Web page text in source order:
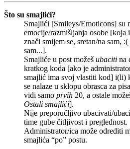
Što su smajlići?
Smajlići [Smileys/Emoticons] su
emocije/razmišljanja osobe [koja
znači smijem se, sretan/na sam,
sam...].
Smajliće u post možeš ubaciti na
kratkog koda [ako je
smajlić ima svoj vlastiti kod] i(li)
se nalaze u sklopu obrasca za
vidi samo prvih 20, a ostale
Ostali smajlići].
Nije preporučljivo ubacivati/
time gube čitljivost i preglednost.
Administrator/ica može odrediti
smajlića “po” postu.